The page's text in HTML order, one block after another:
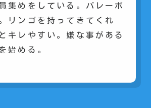
集めをしている。バレーボ
リンゴを持ってきてくれ
キレやすい。嫌な事がある
始める。